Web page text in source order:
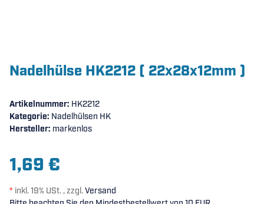
Nadelhülse HK2212 ( 22x28x12mm )
Artikelnummer: HK2212
Kategorie: Nadelhülsen HK
Hersteller: markenlos
1,69 €
* inkl. 19% USt. , zzgl.Versand